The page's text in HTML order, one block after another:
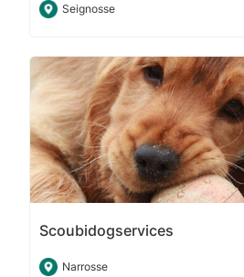
Seignosse
Scoubidogservices
Narrosse